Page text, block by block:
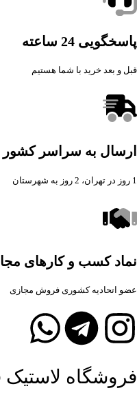
پاسخگویی 24 ساعته
قبل و بعد خرید با شما هستیم
ارسال به سراسر کشور
1 روز در تهران، 2 روز به شهرستان
نماد کسب و کارهای
عضو اتحادیه کشوری فروش مجازی
فروشگاه لاستیک